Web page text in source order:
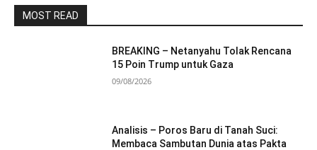
MOST READ
BREAKING – Netanyahu Tolak Rencana
15 Poin Trump untuk Gaza
09/08/2026
Analisis – Poros Baru di Tanah Suci:
Membaca Sambutan Dunia atas Pakta